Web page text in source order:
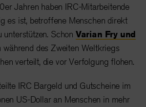
Jahren haben IRC-Mitarbeitende
es ist, betroffene Menschen direkt
Schon Varian Fry und
während des Zweiten Weltkriegs
verteilt, die vor Verfolgung flohen.
IRC Bargeld und Gutscheine im
US-Dollar an Menschen in mehr